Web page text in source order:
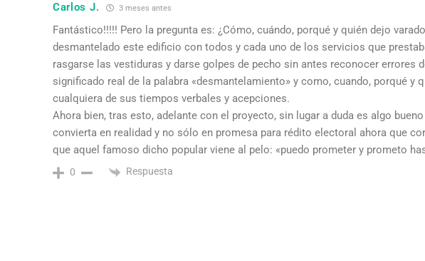
Carlos J. 3 meses antes
Fantástico!!!!! Pero la pregunta es: ¿Cómo, cuándo, porqué y quién dejo
desmantelado este edificio con todos y cada uno de los servicios que
rasgarse las vestiduras y darse golpes de pecho sin antes reconocer errores
significado real de la palabra «desmantelamiento» y como, cuando, porqué y
cualquiera de sus tiempos verbales y acepciones.
Ahora bien, tras esto, adelante con el proyecto, sin lugar a duda es algo
convierta en realidad y no sólo en promesa para rédito electoral ahora que
que aquel famoso dicho popular viene al pelo: «puedo prometer y prometo
0 Respuesta